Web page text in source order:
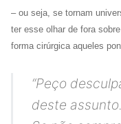
– ou seja, se tornam
ter esse olhar de fora
forma cirúrgica aqueles
“Peço
deste